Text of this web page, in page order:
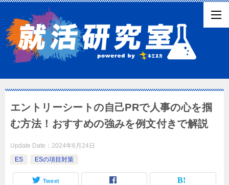
エントリーシートの自己PRで人事の心を掴
む方法！おすすめの強みを例文付きで解説
Update Date： 2024年6月24日
ES
ESの項目対策
Tweet